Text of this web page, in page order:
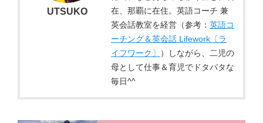
在、那覇に在住。英語コーチ 兼
英会話教室を経営（参考： 英語コ
ーチング＆英会話 Lifework〔ラ
イフワーク〕
）しながら、二児の
母として仕事＆育児でドタバタな
毎日^^
UTSUKO